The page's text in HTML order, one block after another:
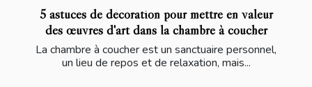
5 astuces de décoration pour mettre en valeur
des œuvres d'art dans la chambre à coucher
La chambre à coucher est un sanctuaire personnel,
un lieu de repos et de relaxation, mais...